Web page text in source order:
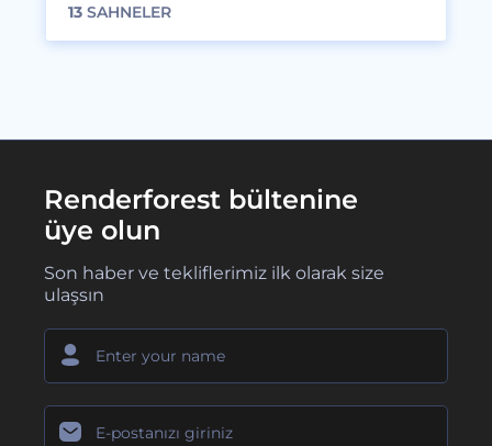
13 SAHNELER
Renderforest bültenine
üye olun
Son haber ve tekliflerimiz ilk olarak size
ulaşsın